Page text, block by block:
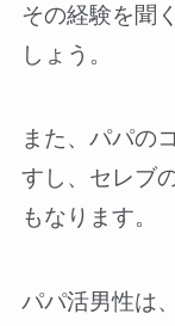
その経験を聞
しょう。
また、パパの
すし、セレブ
もなります。
パパ活男性は、